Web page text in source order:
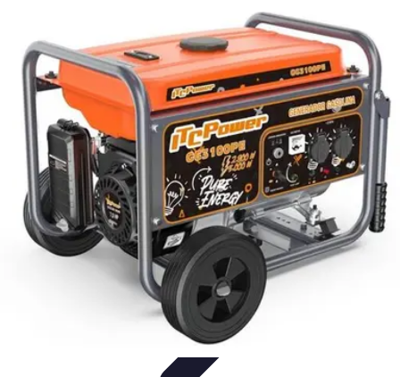
Guías y TutorialesConsejos de
SeguridadGuía de CompraGuías de Compra
Urgencia Alarma